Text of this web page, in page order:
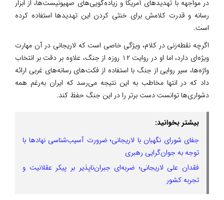
در مواجهه با تهدیدهای آمریکا و زیاده‌گویی‌های صهیونیست‌ها، از ابزار
رسانه و قدرت کلامش برای خنثی کردن این تهدیدها استفاده کرده
است.
اگرچه نقطه‌زنی در کلام، ویژگی خاصی است که لاریجانی در آن مهارت
ویژه‌ای دارد، اما او در روایت ۱۲ روزه از جنگ، علاوه بر دقت بر انتخاب
واژه‌ها، سیر روایی از جنگ با استفاده از فکت‌های رسانه‌های غربی ارائه
داد که در انتها مخاطب به این نتیجه می‌رسد که ایران به‌رغم همه
دشواری‌ها توانست دست برتر را در این جنگ حفظ کند.
بیشتر بخوانید:
جفای شورای نگهبان با لاریجانی؛ ضرورت آسیب‌شناسی نهادها با
توجه به جوان‌گرایی رهبری
فقدان علی لاریجانی؛ ضربه‌ای جبران‌ناپذیر بر پیکر عقلانیت و
تجربه کشور